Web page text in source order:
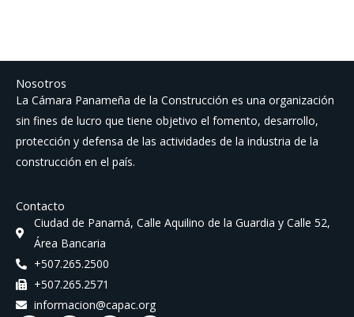
Nosotros
La Cámara Panameña de la Construcción es una organización
sin fines de lucro que tiene objetivo el fomento, desarrollo,
protección y defensa de las actividades de la industria de la
construcción en el país.
Contacto
Ciudad de Panamá, Calle Aquilino de la Guardia y Calle 52,
Área Bancaria
+507.265.2500
+507.265.2571
informacion@capac.org